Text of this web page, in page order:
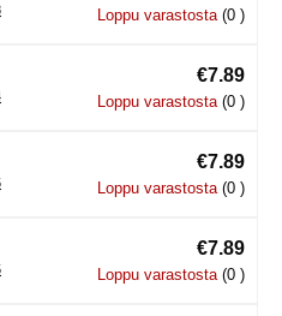
Loppu varastosta (0 )
€7.89
Loppu varastosta (0 )
€7.89
Loppu varastosta (0 )
€7.89
Loppu varastosta (0 )